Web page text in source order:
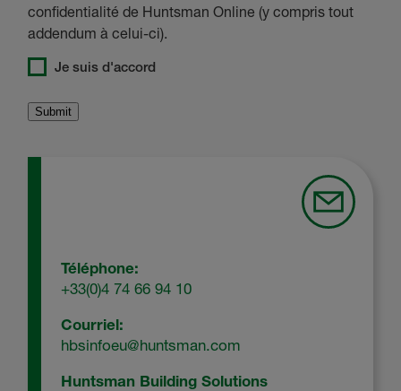
confidentialité de Huntsman Online (y compris tout
addendum à celui-ci).
Je suis d'accord
Téléphone:
+33(0)4 74 66 94 10
Courriel:
hbsinfoeu@huntsman.com
Huntsman Building Solutions